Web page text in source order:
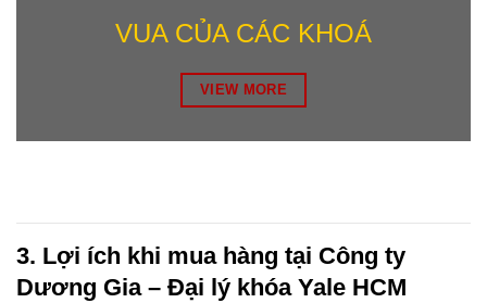
VUA CỦA CÁC KHOÁ
VIEW MORE
3. Lợi ích khi mua hàng tại Công ty
Dương Gia – Đại lý khóa Yale HCM